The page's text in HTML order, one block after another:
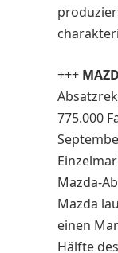
+++
775.000
Mazda-
Mazda
einen
Hälfte